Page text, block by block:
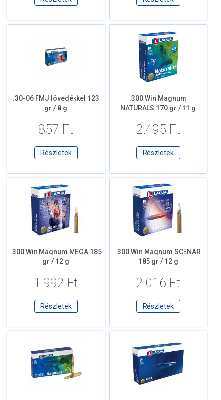
.30-06 FMJ lövedékkel 123
gr / 8 g
857 Ft
Részletek
.300 Win Magnum
NATURALS 170 gr / 11 g
2.495 Ft
Részletek
.300 Win Magnum MEGA 185
gr / 12 g
1.992 Ft
Részletek
.300 Win Magnum SCENAR
185 gr / 12 g
2.016 Ft
Részletek